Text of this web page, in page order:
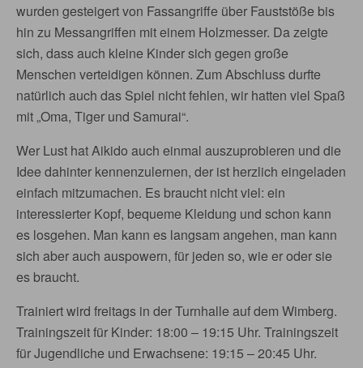
wurden gesteigert von Fassangriffe über Fauststöße bis
hin zu Messangriffen mit einem Holzmesser. Da zeigte
sich, dass auch kleine Kinder sich gegen große
Menschen verteidigen können. Zum Abschluss durfte
natürlich auch das Spiel nicht fehlen, wir hatten viel Spaß
mit „Oma, Tiger und Samurai“.
Wer Lust hat Aikido auch einmal auszuprobieren und die
Idee dahinter kennenzulernen, der ist herzlich eingeladen
einfach mitzumachen. Es braucht nicht viel: ein
interessierter Kopf, bequeme Kleidung und schon kann
es losgehen. Man kann es langsam angehen, man kann
sich aber auch auspowern, für jeden so, wie er oder sie
es braucht.
Trainiert wird freitags in der Turnhalle auf dem Wimberg.
Trainingszeit für Kinder: 18:00 – 19:15 Uhr. Trainingszeit
für Jugendliche und Erwachsene: 19:15 – 20:45 Uhr.